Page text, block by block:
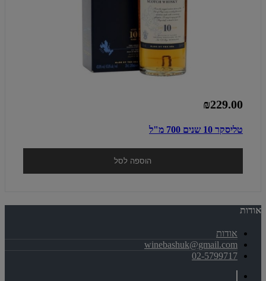
₪229.00
טליסקר 10 שנים 700 מ"ל
הוספה לסל
אודות
אודות
winebashuk@gmail.com
02-5799717